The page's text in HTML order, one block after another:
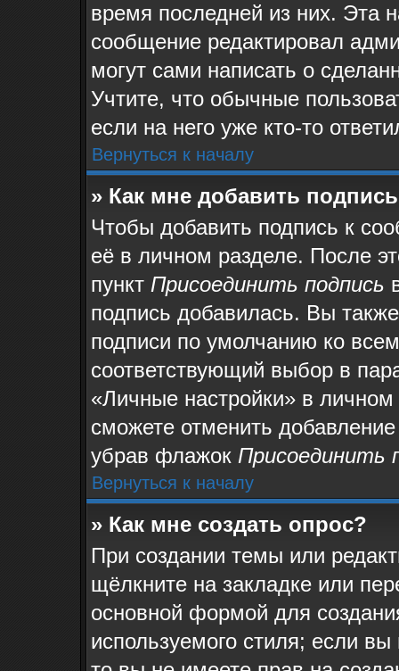
время последней из них. Эта
сообщение редактировал
могут сами написать о
Учтите, что обычные
если на него уже кто-то
Вернуться к началу
» Как мне добавить
Чтобы добавить подпись к
её в личном разделе. После
пункт Присоединить подпись
подпись добавилась. Вы
подписи по умолчанию ко
соответствующий выбор в
«Личные настройки» в
сможете отменить
убрав флажок Присоединить
Вернуться к началу
» Как мне создать опрос?
При создании темы или
щёлкните на закладке или
основной формой для
используемого стиля; если